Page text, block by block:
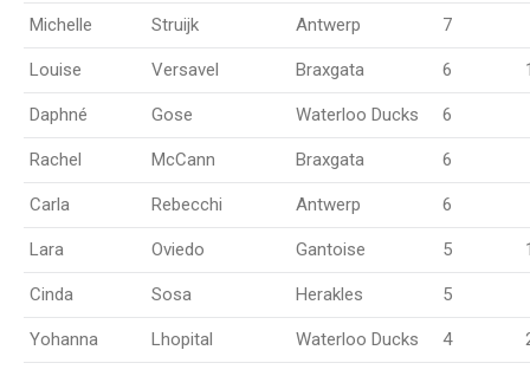
Michelle Struijk Antwerp 7
Louise Versavel Braxgata 6
Daphné Gose Waterloo Ducks 6
Rachel McCann Braxgata 6
Carla Rebecchi Antwerp 6
Lara Oviedo Gantoise 5
Cinda Sosa Herakles 5
Yohanna Lhopital Waterloo Ducks 4